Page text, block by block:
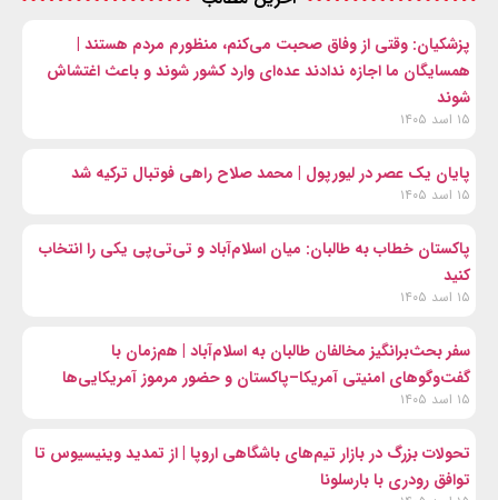
پزشکیان: وقتی از وفاق صحبت می‌کنم، منظورم مردم هستند |
همسایگان ما اجازه ندادند عده‌ای وارد کشور شوند و باعث اغتشاش
شوند
۱۵ اسد ۱۴۰۵
پایان یک عصر در لیورپول | محمد صلاح راهی فوتبال ترکیه شد
۱۵ اسد ۱۴۰۵
پاکستان خطاب به طالبان: میان اسلام‌آباد و تی‌تی‌پی یکی را انتخاب
کنید
۱۵ اسد ۱۴۰۵
سفر بحث‌برانگیز مخالفان طالبان به اسلام‌آباد | هم‌زمان با
گفت‌وگوهای امنیتی آمریکا–پاکستان و حضور مرموز آمریکایی‌ها
۱۵ اسد ۱۴۰۵
تحولات بزرگ در بازار تیم‌های باشگاهی اروپا | از تمدید وینیسیوس تا
توافق رودری با بارسلونا